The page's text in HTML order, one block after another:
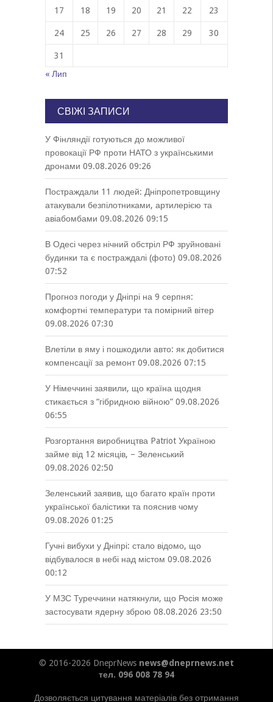
17 18 19 20 21 22 23
24 25 26 27 28 29 30
31
« Лип
СВІЖІ ЗАПИСИ
У Фінляндії готуються до можливої
провокації РФ проти НАТО з українськими
дронами 09.08.2026 09:26
Постраждали 11 людей: Дніпропетровщину
атакували безпілотниками, артилерією та
авіабомбами 09.08.2026 09:15
В Одесі через нічний обстріл РФ зруйновані
будинки та є постраждалі (фото) 09.08.2026
07:52
Прогноз погоди у Дніпрі на 9 серпня:
комфортні температури та помірний вітер
09.08.2026 07:30
Влетіли в яму і пошкодили авто: як добитися
компенсації за ремонт 09.08.2026 07:15
У Німеччині заявили, що країна щодня
стикається з “гібридною війною” 09.08.2026
06:55
Розгортання виробництва Patriot Україною
займе від 12 місяців, – Зеленський
09.08.2026 02:50
Зеленський заявив, що багато країн проти
української балістики та пояснив чому
09.08.2026 01:25
Гучні вибухи у Дніпрі: стало відомо, що
відбувалося в небі над містом 09.08.2026
00:12
У МЗС Туреччини натякнули, що Росія може
застосувати ядерну зброю 08.08.2026 23:50
© 2016-2026 DneprNews news@dneprnews.net
тел. 096 008 78 94
Дозволяється цитування матеріалів без отримання